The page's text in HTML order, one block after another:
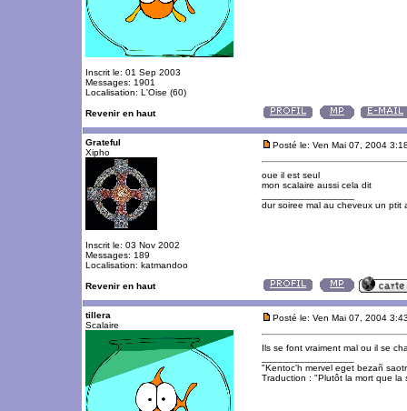
Inscrit le: 01 Sep 2003
Messages: 1901
Localisation: L'Oise (60)
Revenir en haut
Grateful
Xipho
Inscrit le: 03 Nov 2002
Messages: 189
Localisation: katmandoo
Posté le: Ven Mai 07, 2004
oue il est seul
mon scalaire aussi cela dit
dur soiree mal au cheveux un ptit
Revenir en haut
tillera
Scalaire
Posté le: Ven Mai 07, 2004
Ils se font vraiment mal ou il se
"Kentoc'h mervel eget bezañ
Traduction : "Plutôt la mort que la